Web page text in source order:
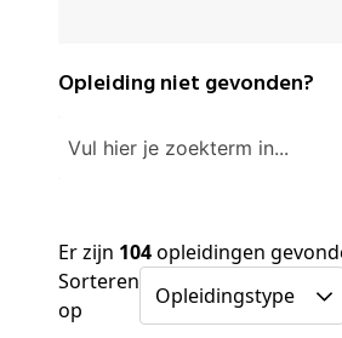
Opleiding niet gevonden?
Er zijn 104opleidingen
Sorteren
op